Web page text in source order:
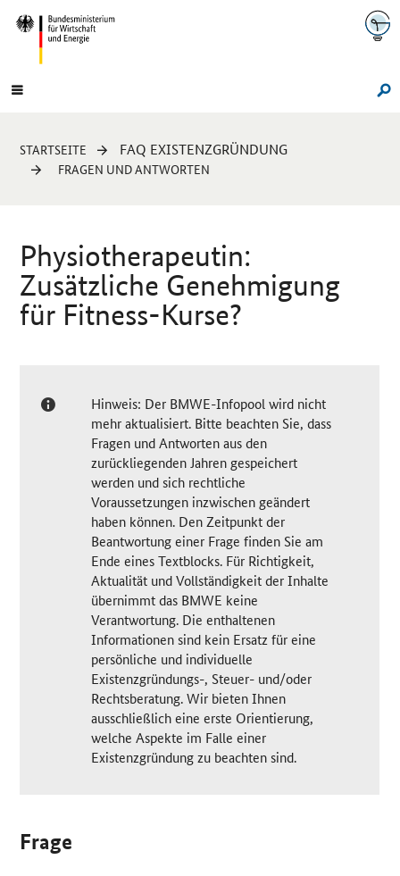
Navigation
Hauptmenü
Sie
sind
STARTSEITE FAQ EXISTENZGRÜNDUNG
FRAGEN UND ANTWORTEN
Physiotherapeutin:
Zusätzliche Genehmigung
für Fitness-Kurse?
Hinweis: Der BMWE-Infopool wird nicht
mehr aktualisiert. Bitte beachten Sie, dass
Fragen und Antworten aus den
zurückliegenden Jahren gespeichert
werden und sich rechtliche
Voraussetzungen inzwischen geändert
haben können. Den Zeitpunkt der
Beantwortung einer Frage finden Sie am
Ende eines Textblocks. Für Richtigkeit,
Aktualität und Vollständigkeit der Inhalte
übernimmt das BMWE keine
Verantwortung. Die enthaltenen
Informationen sind kein Ersatz für eine
persönliche und individuelle
Existenzgründungs-, Steuer- und/oder
Rechtsberatung. Wir bieten Ihnen
ausschließlich eine erste Orientierung,
welche Aspekte im Falle einer
Existenzgründung zu beachten sind.
Frage